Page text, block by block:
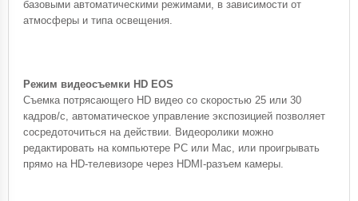
базовыми автоматическими режимами, в зависимости от
атмосферы и типа освещения.
Режим видеосъемки HD EOS
Съемка потрясающего HD видео со скоростью 25 или 30
кадров/с, автоматическое управление экспозицией позволяет
сосредоточиться на действии. Видеоролики можно
редактировать на компьютере PC или Mac, или проигрывать
прямо на HD-телевизоре через HDMI-разъем камеры.